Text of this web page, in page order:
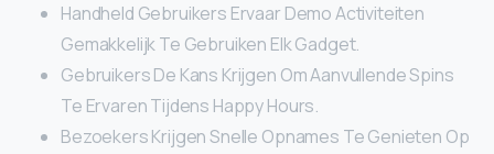
Handheld Gebruikers Ervaar Demo Activiteiten
Gemakkelijk Te Gebruiken Elk Gadget.
Gebruikers De Kans Krijgen Om Aanvullende Spins
Te Ervaren Tijdens Happy Hours.
Bezoekers Krijgen Snelle Opnames Te Genieten Op